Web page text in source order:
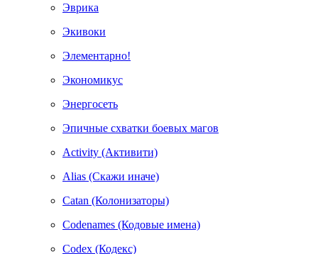
Эврика
Экивоки
Элементарно!
Экономикус
Энергосеть
Эпичные схватки боевых магов
Activity (Активити)
Alias (Скажи иначе)
Catan (Колонизаторы)
Codenames (Кодовые имена)
Codex (Кодекс)